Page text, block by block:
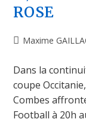
ROSE
Maxime
Dans la
coupe
Combes
Football à 20h